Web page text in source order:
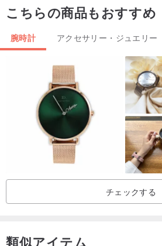
ディスプレイタイプ：アナログ表示
文字盤カラー：黒
[コンディション]
【中古品】目立った使用感のない中古良品
本体ケース：微細キズ,サイドに微細キズ
ベルト：小キズ,使用感あり,香水臭,素材臭
こちらの商品もおすすめ
腕時計 アクセサリー・ジュエリー
チェックする
類似アイテム